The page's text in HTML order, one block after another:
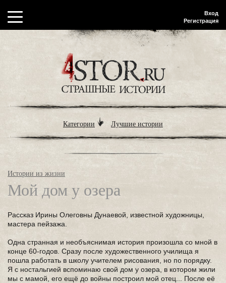
Вход
Регистрация
Категории Лучшие истории
Истории из жизни
Мой дом у озера
Рассказ Ирины Олеговны Дунаевой, известной художницы,
мастера пейзажа.
Одна странная и необъяснимая история произошла со мной в
конце 60-годов. Сразу после художественного училища я
пошла работать в школу учителем рисования, но по порядку.
Я с ностальгией вспоминаю свой дом у озера, в котором жили
мы с мамой, его ещё до войны построил мой отец... После её